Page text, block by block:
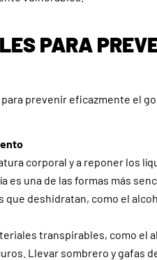
PARA
prevenir eficazmente el
corporal y a reponer los
es una de las formas más
deshidratan, como el
transpirables, como el
Llevar sombrero y gafas